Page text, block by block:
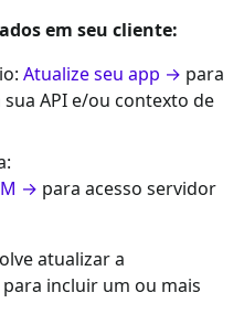
em seu cliente:
Atualize seu app → para
API e/ou contexto de
→ para acesso servidor
atualizar a
incluir um ou mais